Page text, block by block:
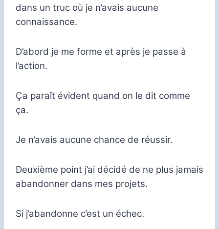
dans un truc où je n’avais aucune
connaissance.
D’abord je me forme et après je passe à
l’action.
Ça paraît évident quand on le dit comme
ça.
Je n’avais aucune chance de réussir.
Deuxième point j’ai décidé de ne plus jamais
abandonner dans mes projets.
Si j’abandonne c’est un échec.